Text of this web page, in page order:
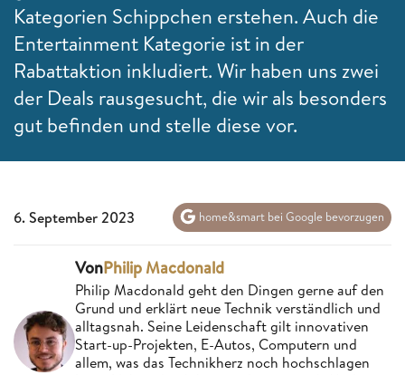
Kategorien Schippchen erstehen. Auch die
Entertainment Kategorie ist in der
Rabattaktion inkludiert. Wir haben uns zwei
der Deals rausgesucht, die wir als besonders
gut befinden und stelle diese vor.
6. September 2023 home&smart bei Google bevorzugen
VonPhilip Macdonald
Philip Macdonald geht den Dingen gerne auf den
Grund und erklärt neue Technik verständlich und
alltagsnah. Seine Leidenschaft gilt innovativen
Start-up-Projekten, E-Autos, Computern und
allem, was das Technikherz noch hochschlagen